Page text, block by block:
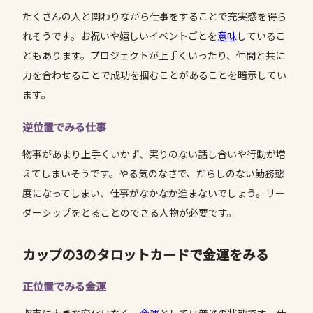
たくさんの人と関わりながら仕事をすることで充実感を得ら
れそうです。お祝いや嬉しいイベントごとを意味しているこ
ともあります。プロジェクトが上手くいったり、仲間と共に
力を合わせることで成功を掴むことがあることを暗示してい
ます。
逆位置でみる仕事
物事があまり上手くいかず、実りのない話し合いや行動が増
えてしまいそうです。やる気のなさで、だらしのない勤務態
度になってしまい、仕事がなかなか進まないでしょう。リー
ダーシップをとることのできる人物が必要です。
カップの3のタロットカードで金運をみる
正位置でみる金運